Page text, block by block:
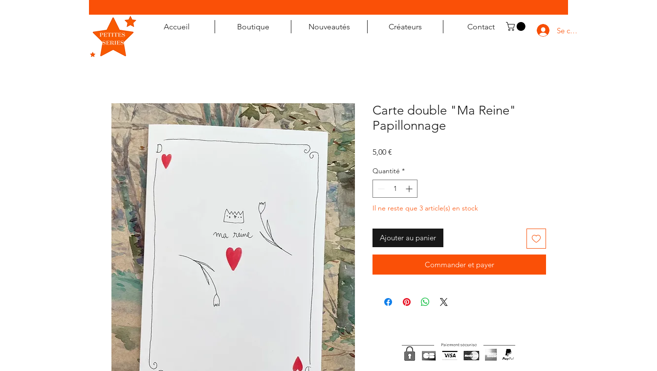
Accueil Boutique Nouveautés Créateurs Contact Se connecter
Carte double "Ma Reine"
Papillonnage
5,00 €
Quantité *
Il ne reste que 3 article(s) en stock
Ajouter au panier
Commander et payer